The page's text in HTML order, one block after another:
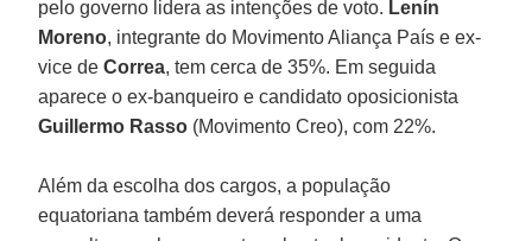
pelo governo lidera as intenções de voto. Lenín
Moreno, integrante do Movimento Aliança País e ex-
vice deCorrea, tem cerca de 35%. Em seguida
aparece o ex-banqueiro e candidato oposicionista
Guillermo Rasso (Movimento Creo), com 22%.
Além da escolha dos cargos, a população
equatoriana também deverá responder a uma